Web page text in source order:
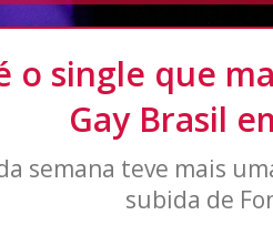
o single que
Gay Brasil
semana teve mais
subida de